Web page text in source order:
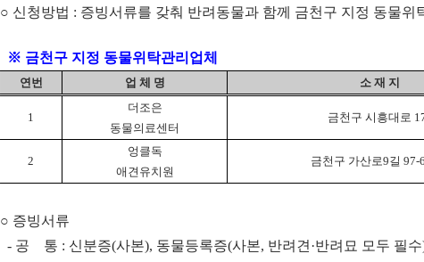
○ 신청방법 : 증빙서류를 갖춰 반려동물과 함께 금천구 지정 동물위
※ 금천구 지정 동물위탁관리업체
연번 업 체 명 소 재 지
1
더조은
동물의료센터
금천구 시흥대로
2
엉클독
애견유치원
금천구 가산로9길 97-
○ 증빙서류
- 공 통 : 신분증(사본), 동물등록증(사본, 반려견 ·반려묘 모두 필수